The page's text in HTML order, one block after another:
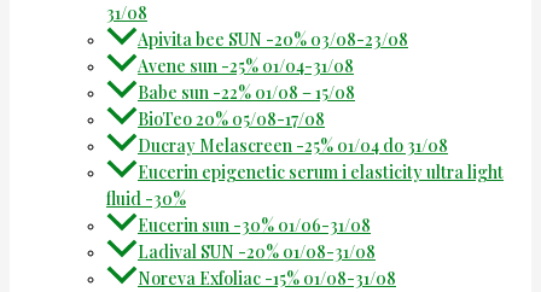
31/08
Apivita bee SUN -20% 03/08-23/08
Avene sun -25% 01/04-31/08
Babe sun -22% 01/08 – 15/08
BioTeo 20% 05/08-17/08
Ducray Melascreen -25% 01/04 do 31/08
Eucerin epigenetic serum i elasticity ultra light
fluid -30%
Eucerin sun -30% 01/06-31/08
Ladival SUN -20% 01/08-31/08
Noreva Exfoliac -15% 01/08-31/08